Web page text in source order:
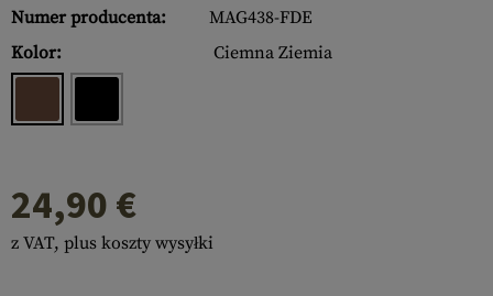
Numer producenta:
MAG438-FDE
Kolor:
Ciemna Ziemia
24,90 €
z VAT, plus koszty wysyłki